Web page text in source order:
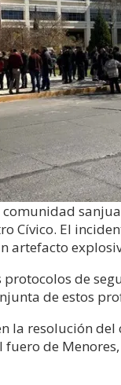
Cívico. El
artefacto
de
de estos
la resolución
de